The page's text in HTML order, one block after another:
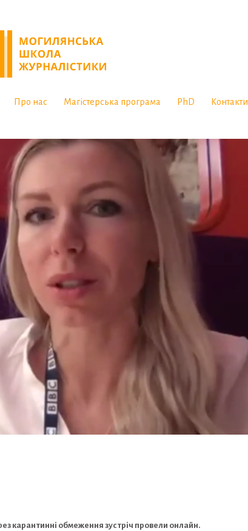
Про нас Магістерська програма PhD Контакти
карантинні обмеження зустріч провели онлайн.